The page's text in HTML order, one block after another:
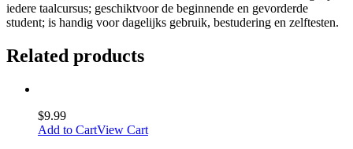
iedere taalcursus; geschiktvoor de beginnende en gevorderde
student; is handig voor dagelijks gebruik, bestudering en zelftesten.
Related products
$9.99
Add to CartView Cart